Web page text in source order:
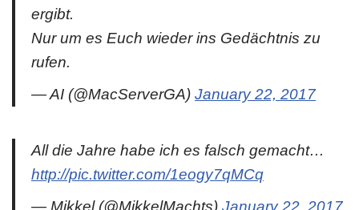
ergibt.
Nur um es Euch wieder ins Gedächtnis zu
rufen.
— AI (@MacServerGA) January 22, 2017
All die Jahre habe ich es falsch gemacht…
http://pic.twitter.com/1eogy7qMCq
— Mikkel (@MikkelMachts) January 22, 2017